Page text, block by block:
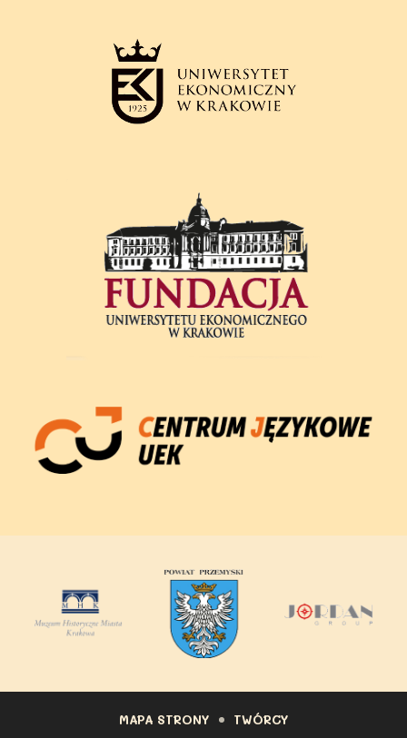
MAPA STRONY TWÓRCY